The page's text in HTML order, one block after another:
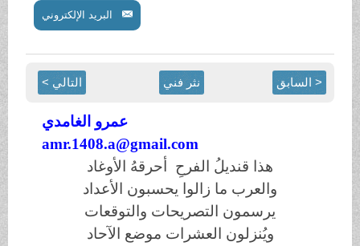
البريد الإلكتروني
< السابق نثر فني التالي >
عمرو الغامدي
amr.1408.a@gmail.com
هذا قنديلُ الفرحِ أحرقهُ الأوغاد
والعرب ما زالوا يحسبون الأعداد
يرسمون التصريحات والتوقعات
ويُنزلون العشرات موضع الآحاد